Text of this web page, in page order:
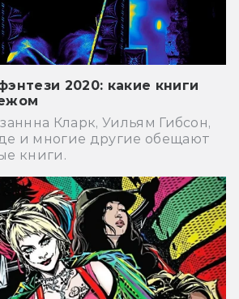
2020: какие книги
Кларк, Уильям Гибсон,
и многие другие обещают
книги.